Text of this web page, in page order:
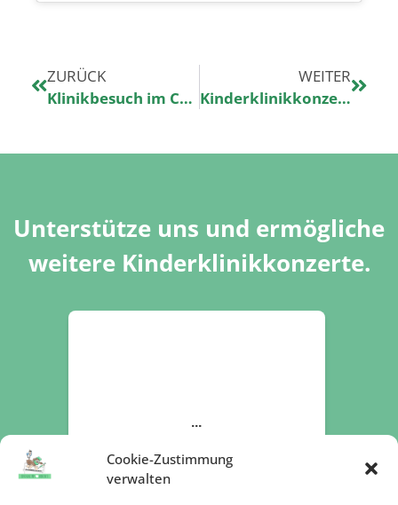
Cookie-Zustimmung
verwalten
ZURÜCK
Klinikbesuch im Chiemgau
WEITER
Kinderklinikkonzert und gute Nachrichten
Unterstütze uns und ermögliche
weitere Kinderklinikkonzerte.